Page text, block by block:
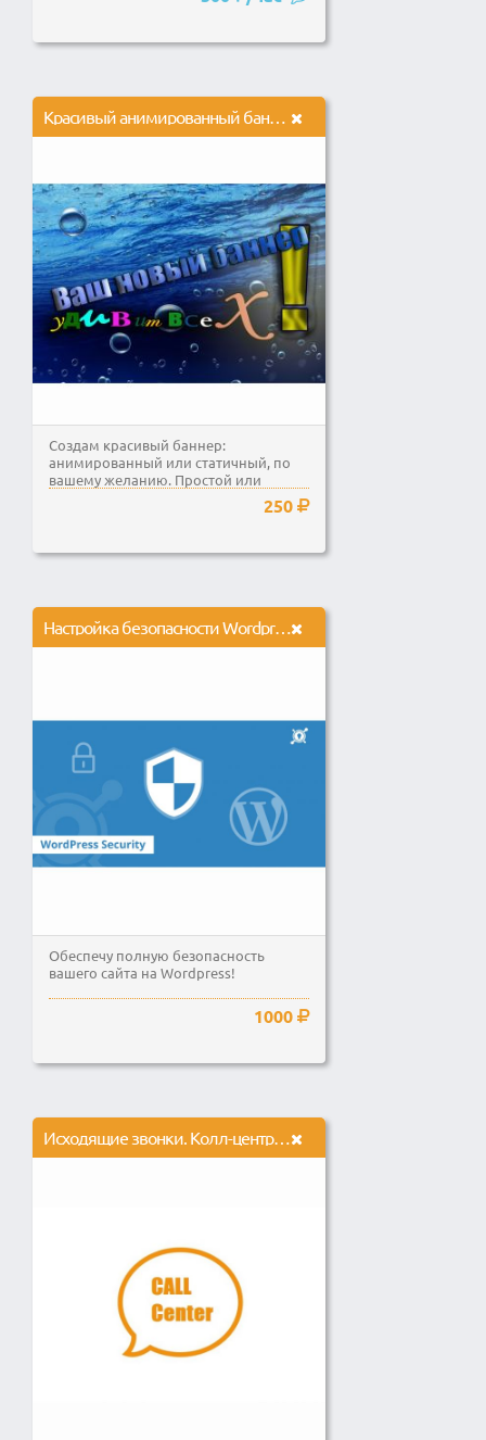
Красивый анимированный баннер
Создам красивый баннер:
анимированный или статичный, по
вашему желанию. Простой или
250
Настройка безопасности Wordpress
Обеспечу полную безопасность
вашего сайта на Wordpress!
1000
Исходящие звонки. Колл-центр. Телефонный маркетинг